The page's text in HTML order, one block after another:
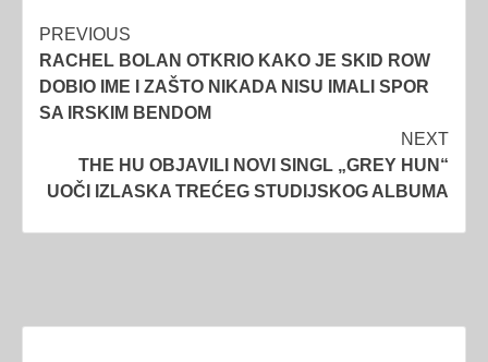
Post
navigation
PREVIOUS
RACHEL BOLAN OTKRIO KAKO JE SKID ROW
DOBIO IME I ZAŠTO NIKADA NISU IMALI SPOR
SA IRSKIM BENDOM
NEXT
THE HU OBJAVILI NOVI SINGL „GREY HUN“
UOČI IZLASKA TREĆEG STUDIJSKOG ALBUMA